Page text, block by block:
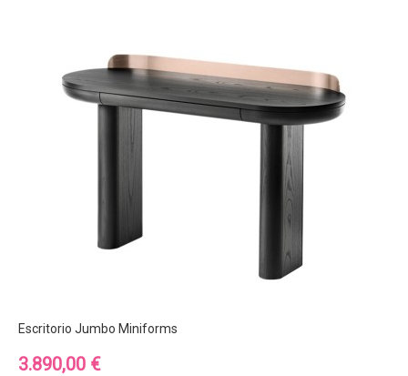
Escritorio Jumbo Miniforms
Precio
3.890,00 €